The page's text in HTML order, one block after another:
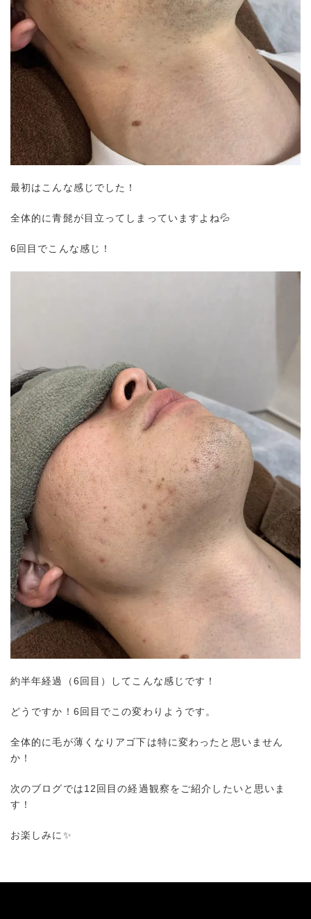
最初はこんな感じでした！
全体的に青髭が目立ってしまっていますよね💦
6回目でこんな感じ！
約半年経過（6回目）してこんな感じです！
どうですか！6回目でこの変わりようです。
全体的に毛が薄くなりアゴ下は特に変わったと思いません
か！
次のブログでは12回目の経過観察をご紹介したいと思いま
す！
お楽しみに✨